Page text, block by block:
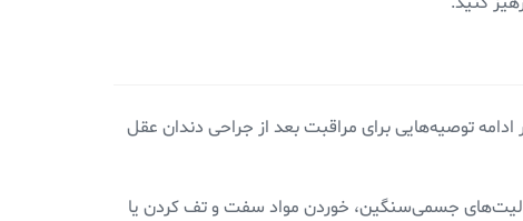
توصیه‌هایی برای مراقبت بعد از جراحی دندان عقل
۲۴ ساعت اولیه پس از جراحی، از فعالیت‌های جسمی‌سنگین، خوردن مواد سفت و تف کردن یا